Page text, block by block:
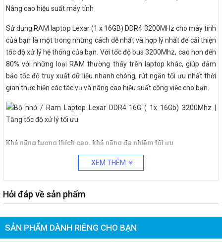
Sử dụng RAM laptop Lexar (1 x 16GB) DDR4 3200MHz cho máy tính
của bạn là một trong những cách dễ nhất và hợp lý nhất để cải thiện
tốc độ xử lý hệ thống của bạn. Với tốc độ bus 3200Mhz, cao hơn đến
80% với những loại RAM thường thấy trên laptop khác, giúp đảm
bảo tốc độ truy xuất dữ liệu nhanh chóng, rút ngắn tối ưu nhất thời
gian thực hiện các tác vụ và nâng cao hiệu suất công việc cho bạn.
Khả năng tương thích cao, khả năng đa nhiệm tối ưu
RAM laptop Lexar (1 x 16GB) DDR4 3200MHz được thiết kế hiện đại
để dễ dàng lắp đặt, RAM sẽ tự động biến xung lên 3200 MHz mà
không cần điều chỉnh trong BIOS. Ấn tượng hơn RAM laptop Lexar
có kích thước mỏng tương thích với mọi dòng máy tính xách tay siêu
PC kiểu dáng nhỏ.
XEM THÊM
Hỏi đáp về sản phẩm
SẢN PHẨM DÀNH RIÊNG CHO BẠN